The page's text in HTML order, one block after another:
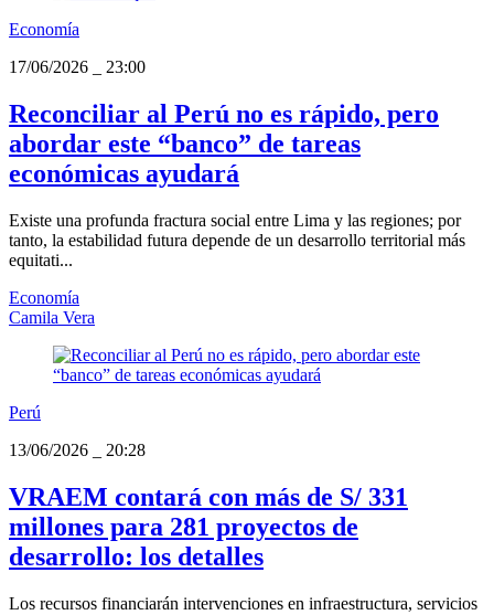
Economía
17/06/2026
23:00
Reconciliar al Perú no es rápido, pero
abordar este “banco” de tareas
económicas ayudará
Existe una profunda fractura social entre Lima y las regiones; por
tanto, la estabilidad futura depende de un desarrollo territorial más
equitati...
Economía
Camila Vera
Perú
13/06/2026
20:28
VRAEM contará con más de S/ 331
millones para 281 proyectos de
desarrollo: los detalles
Los recursos financiarán intervenciones en infraestructura, servicios